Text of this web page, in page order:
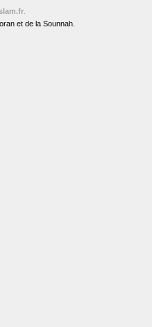
et de la Sounnah.